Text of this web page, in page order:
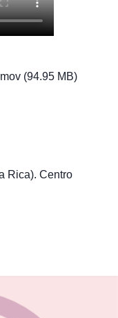
(94.95 MB)
Rica). Centro